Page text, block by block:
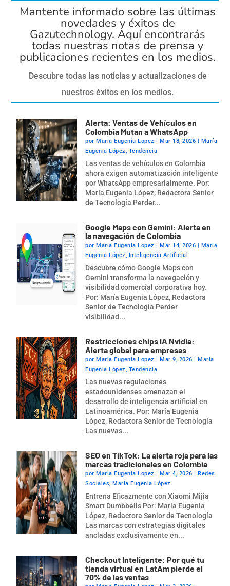
Mantente informado sobre las últimas
novedades y éxitos de
Gazutechnology. Aquí encontrarás
todas nuestras notas de prensa y
publicaciones recientes en los medios.
Descubre todas las noticias y actualizaciones de
nuestros éxitos en los medios.
Alerta: Ventas de Vehículos en
Colombia Mutan a WhatsApp
porMaria Eugenia Lopez |Mar 18, 2026 | María
Eugenia López, Tendencia
Las ventas de vehículos en Colombia
ahora exigen automatización inteligente
por WhatsApp empresarialmente. Por:
María Eugenia López, Redactora Senior
de Tecnología Perder...
Google Maps con Gemini: Alerta en
la navegación de Colombia
porMaria Eugenia Lopez |Mar 14, 2026 | María
Eugenia López, Inteligencia Artificial
Descubre cómo Google Maps con
Gemini transforma la navegación y
visibilidad comercial corporativa hoy.
Por: María Eugenia López, Redactora
Senior de Tecnología Perder
visibilidad...
Restricciones chips IA Nvidia:
Alerta global para empresas
porMaria Eugenia Lopez |Mar 9, 2026 |María
Eugenia López, Tendencia
Las nuevas regulaciones
estadounidenses amenazan el
desarrollo de inteligencia artificial en
Latinoamérica. Por: María Eugenia
López, Redactora Senior de Tecnología
Las nuevas...
SEO en TikTok: La alerta roja para las
marcas tradicionales en Colombia
porMaria Eugenia Lopez |Mar 4, 2026 |Redes
Sociales,María Eugenia López
Entrena Eficazmente con Xiaomi Mijia
Smart Dumbbells Por: María Eugenia
López, Redactora Senior de Tecnología
Las marcas con estrategias digitales
ancladas exclusivamente en...
Checkout Inteligente: Por qué tu
tienda virtual en LatAm pierde el
70% de las ventas